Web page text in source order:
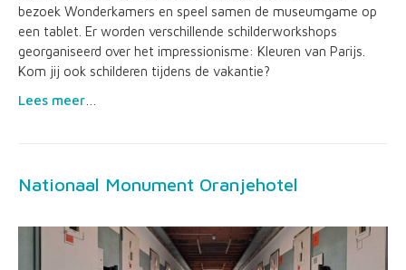
bezoek Wonderkamers en speel samen de museumgame op
een tablet. Er worden verschillende schilderworkshops
georganiseerd over het impressionisme: Kleuren van Parijs.
Kom jij ook schilderen tijdens de vakantie?
Lees meer
Nationaal Monument Oranjehotel